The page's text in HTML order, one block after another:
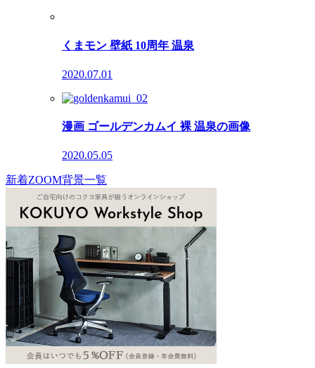
くまモン 壁紙 10周年 温泉
2020.07.01
漫画 ゴールデンカムイ 裸 温泉の画像
2020.05.05
新着ZOOM背景一覧